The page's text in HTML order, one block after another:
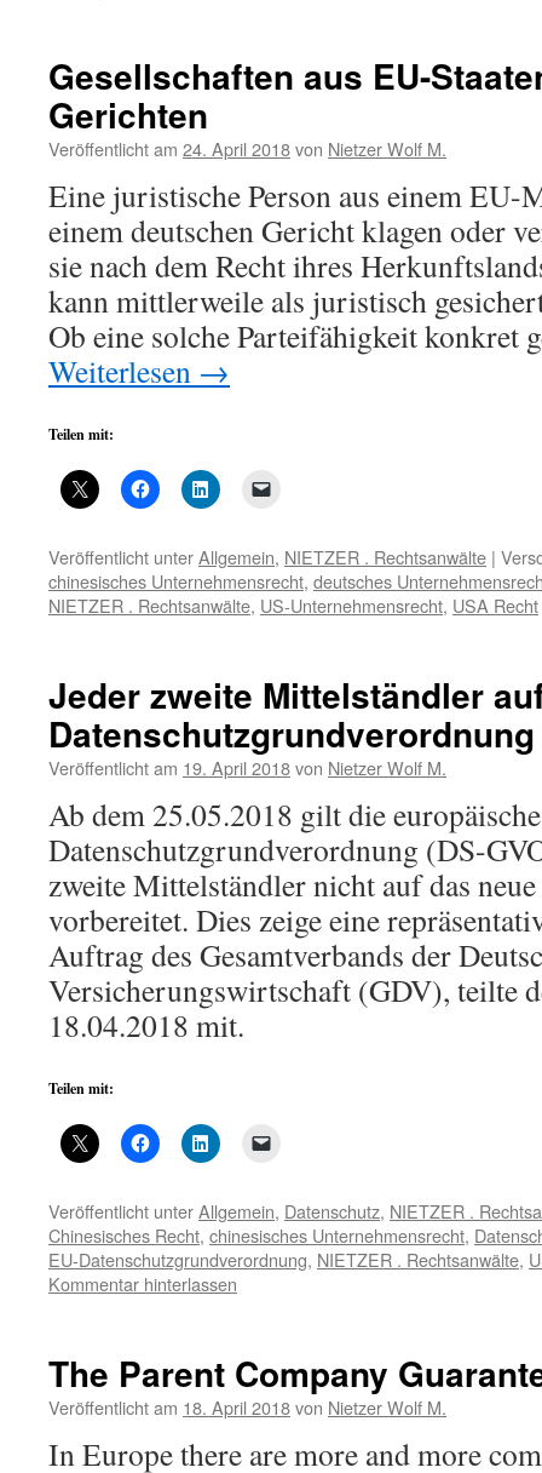
Gesellschaften aus EU-
Gerichten
Veröffentlicht am 24. April 2018von Nietzer Wolf M.
Eine juristische Person aus einem
einem deutschen Gericht klagen oder
sie nach dem Recht ihres
kann mittlerweile als juristisch
Ob eine solche Parteifähigkeit konkret
Weiterlesen →
Teilen mit:
Veröffentlicht unterAllgemein, NIETZER . Rechtsanwälte |
chinesisches Unternehmensrecht, deutsches
NIETZER . Rechtsanwälte, US-Unternehmensrecht, USA Recht
Jeder zweite Mittelständler
Veröffentlicht am 19. April 2018von Nietzer Wolf M.
Ab dem 25.05.2018 gilt die europäische
Datenschutzgrundverordnung (DS-
zweite Mittelständler nicht auf das
vorbereitet. Dies zeige eine
Auftrag des Gesamtverbands der
Versicherungswirtschaft (GDV), teilte
18.04.2018 mit.
Teilen mit:
Veröffentlicht unterAllgemein, Datenschutz, NIETZER .
Chinesisches Recht, chinesisches Unternehmensrecht,
EU-Datenschutzgrundverordnung, NIETZER . Rechtsanwälte,
Kommentar hinterlassen
The Parent Company
Veröffentlicht am 18. April 2018von Nietzer Wolf M.
In Europe there are more and more